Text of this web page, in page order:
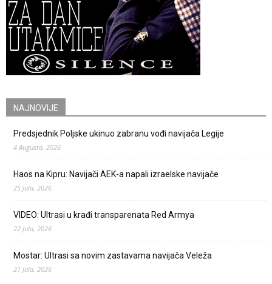
NAJNOVIJE
Predsjednik Poljske ukinuo zabranu vođi navijača Legije
4 Augusta, 2026
Haos na Kipru: Navijači AEK-a napali izraelske navijače
25 Jula, 2026
VIDEO: Ultrasi u krađi transparenata Red Armya
22 Jula, 2026
Mostar: Ultrasi sa novim zastavama navijača Veleža
21 Jula, 2026